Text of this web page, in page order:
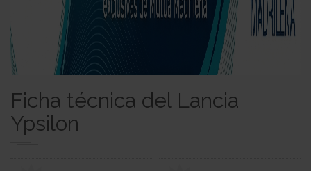
Ficha técnica del Lancia
Ypsilon